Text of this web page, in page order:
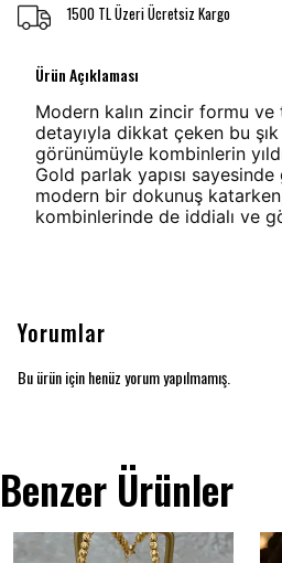
1500 TL Üzeri Ücretsiz Kargo
Ürün Açıklaması
Modern kalın zincir formu
detayıyla dikkat çeken bu
görünümüyle kombinlerin
Gold parlak yapısı sayesinde
modern bir dokunuş
kombinlerinde de iddialı ve
Yorumlar
Bu ürün için henüz yorum yapılmamış.
Benzer Ürünler